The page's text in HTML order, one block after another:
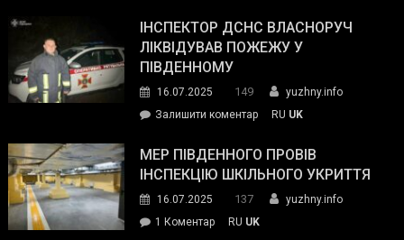
провів
нараду
силових
та
органів:
«Наш
спільний
ІНСПЕКТОР ДСНС ВЛАСНОРУЧ
ЛІКВІДУВАВ ПОЖЕЖУ У
ПІВДЕННОМУ
16.07.2025 149
yuzhny.info
Залишити коментарon
ДСНС
власноруч
пожежу
у
RU UK
МЕР ПІВДЕННОГО ПРОВІВ
ІНСПЕКЦІЮ ШКІЛЬНОГО УКРИТТЯ
16.07.2025 137
yuzhny.info
1 Коментардо RU UK